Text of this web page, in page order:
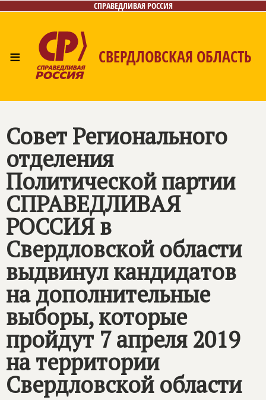
СПРАВЕДЛИВАЯ РОССИЯ
≡ СВЕРДЛОВСКАЯ ОБЛАСТЬ
Совет Регионального
отделения
Политической партии
СПРАВЕДЛИВАЯ
РОССИЯв
Свердловской области
выдвинул кандидатов
на дополнительные
выборы, которые
пройдут 7 апреля 2019
на территории
Свердловской области